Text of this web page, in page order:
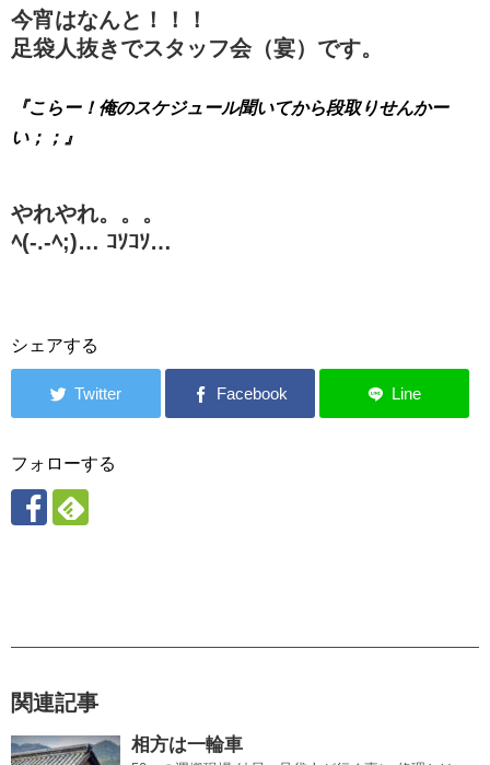
今宵はなんと！！！
足袋人抜きでスタッフ会（宴）です。
『こらー！俺のスケジュール聞いてから段取りせんかー
い；；』
やれやれ。。。
ﾍ(-.-ﾍ;)… ｺｿｺｿ…
シェアする
フォローする
関連記事
相方は一輪車